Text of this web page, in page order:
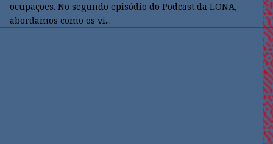
ocupações. No segundo episódio do Podcast da LONA,
abordamos como os vi...